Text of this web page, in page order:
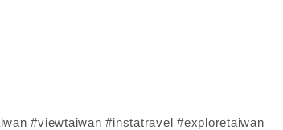
#viewtaiwan #instatravel #exploretaiwan